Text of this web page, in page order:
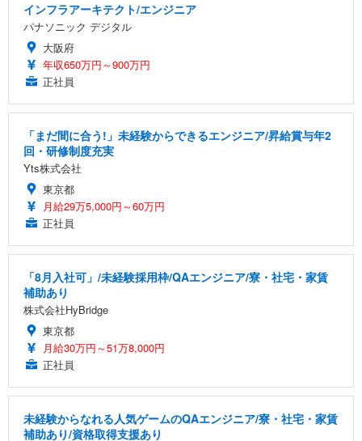
インフラアーキテクト/エンジニア
パナソニック デジタル
大阪府
年収650万円～900万円
正社員
「まだ間に合う!」未経験からできるエンジニア/昇給賞与年2
回・研修制度充実
Yts株式会社
東京都
月給29万5,000円～60万円
正社員
「8月入社可」/未経験採用枠/QAエンジニア/寮・社宅・家賃
補助あり
株式会社HyBridge
東京都
月給30万円～51万8,000円
正社員
未経験からなれる人気ゲームのQAエンジニア/寮・社宅・家賃
補助あり/資格取得支援あり